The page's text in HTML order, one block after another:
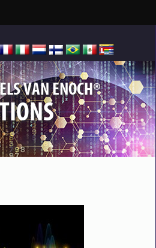
VAN ENOCH®